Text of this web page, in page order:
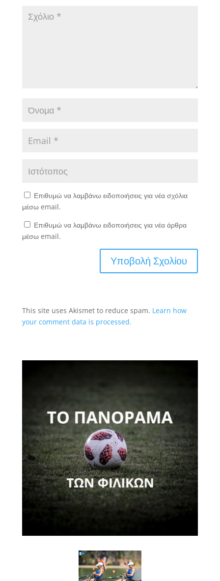
Επιθυμώ να λαμβάνω ειδοποιήσεις για νέα σχόλια
μέσω email.
Επιθυμώ να λαμβάνω ειδοποιήσεις για νέα άρθρα
μέσω email.
This site uses Akismet to reduce spam. Learn how
your comment data is processed.